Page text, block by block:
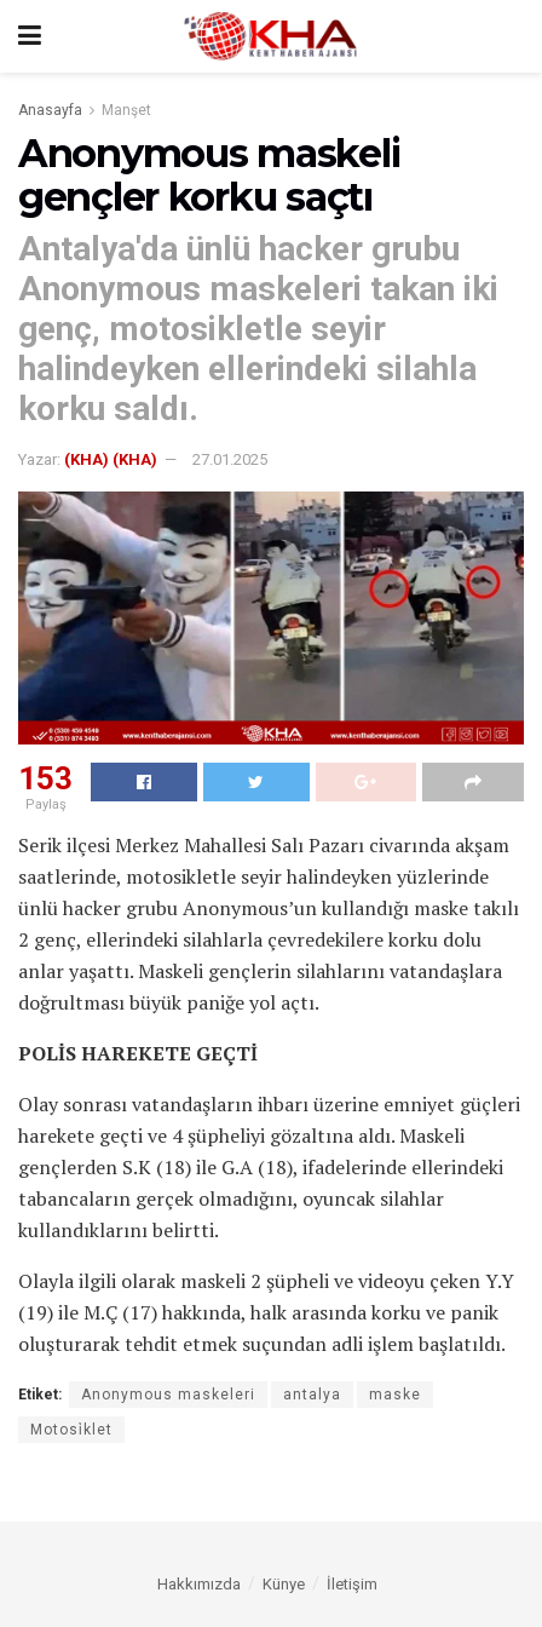
Anasayfa Manşet
Anonymous maskeli
gençler korku saçtı
Antalya'da ünlü hacker grubu
Anonymous maskeleri takan iki
genç, motosikletle seyir
halindeyken ellerindeki silahla
korku saldı.
Yazar: (KHA) (KHA) 27.01.2025
153
Paylaş
Serik ilçesi Merkez Mahallesi Salı Pazarı civarında akşam
saatlerinde, motosikletle seyir halindeyken yüzlerinde
ünlü hacker grubu Anonymous’un kullandığı maske takılı
2 genç, ellerindeki silahlarla çevredekilere korku dolu
anlar yaşattı. Maskeli gençlerin silahlarını vatandaşlara
doğrultması büyük paniğe yol açtı.
POLİS HAREKETE GEÇTİ
Olay sonrası vatandaşların ihbarı üzerine emniyet güçleri
harekete geçti ve 4 şüpheliyi gözaltına aldı. Maskeli
gençlerden S.K (18) ile G.A (18), ifadelerinde ellerindeki
tabancaların gerçek olmadığını, oyuncak silahlar
kullandıklarını belirtti.
Olayla ilgili olarak maskeli 2 şüpheli ve videoyu çeken Y.Y
(19) ile M.Ç (17) hakkında, halk arasında korku ve panik
oluşturarak tehdit etmek suçundan adli işlem başlatıldı.
Etiket: Anonymous maskeleri antalya maske
Motosi̇klet
Hakkımızda Künye İletişim